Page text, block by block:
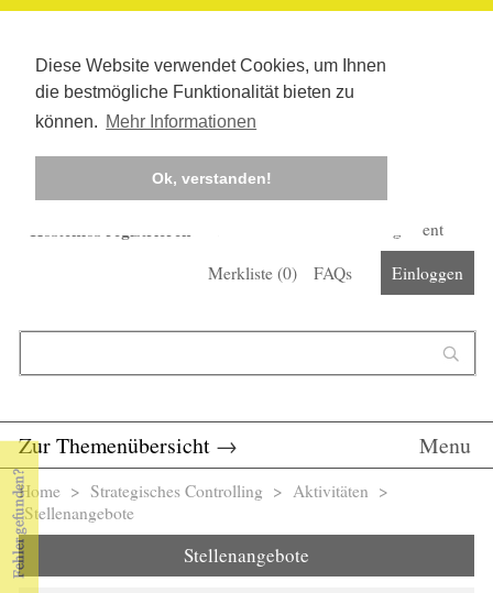
Diese Website verwendet Cookies, um Ihnen
die bestmögliche Funktionalität bieten zu
können. Mehr Informationen
Ok, verstanden!
Kostenlos registrieren
Corona-Management
Merkliste (0) FAQs Einloggen
Zur Themenübersicht → Menu
Sie sind hier
Home > Strategisches Controlling > Aktivitäten >
Stellenangebote
Stellenangebote